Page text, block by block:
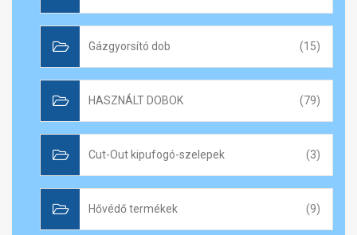
Gázgyorsító dob (15)
HASZNÁLT DOBOK (79)
Cut-Out kipufogó-szelepek (3)
Hővédő termékek (9)